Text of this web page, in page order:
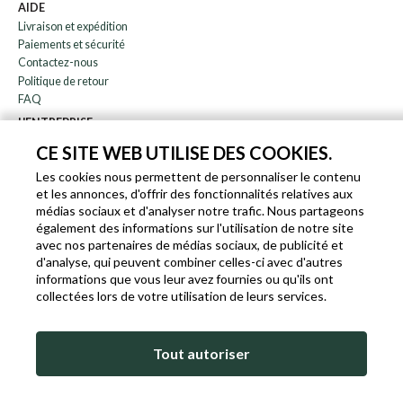
CE SITE WEB UTILISE DES COOKIES.
Les cookies nous permettent de personnaliser le contenu
et les annonces, d'offrir des fonctionnalités relatives aux
médias sociaux et d'analyser notre trafic. Nous partageons
également des informations sur l'utilisation de notre site
avec nos partenaires de médias sociaux, de publicité et
d'analyse, qui peuvent combiner celles-ci avec d'autres
informations que vous leur avez fournies ou qu'ils ont
collectées lors de votre utilisation de leurs services.
Tout autoriser
AIDE
Livraison et expédition
Paiements et sécurité
Contactez-nous
Politique de retour
FAQ
L'ENTREPRISE
À propos de nous
Blog
Affiliation
EN IT FR DE